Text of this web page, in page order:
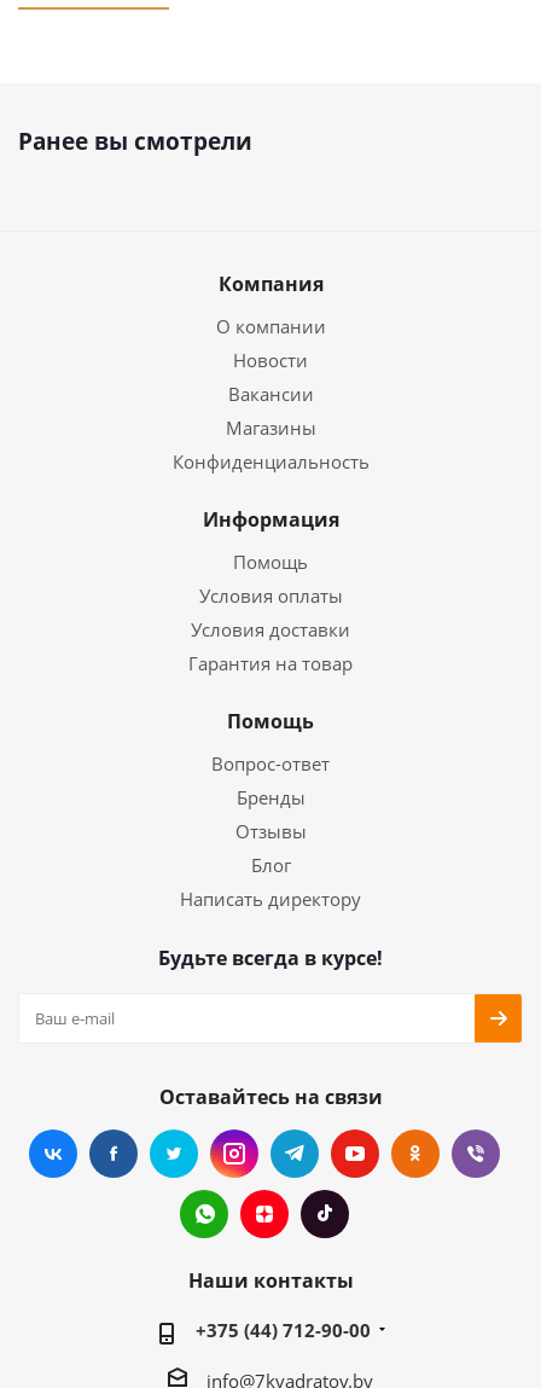
Ранее вы смотрели
Компания
О компании
Новости
Вакансии
Магазины
Конфиденциальность
Информация
Помощь
Условия оплаты
Условия доставки
Гарантия на товар
Помощь
Вопрос-ответ
Бренды
Отзывы
Блог
Написать директору
Будьте всегда в курсе!
Оставайтесь на связи
Наши контакты
+375 (44) 712-90-00
info@7kvadratov.by